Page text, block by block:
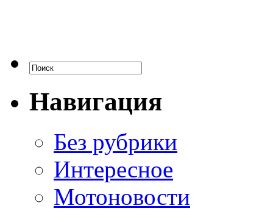
Навигация
Без рубрики
Интересное
Мотоновости